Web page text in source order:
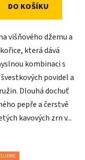
DO KOŠÍKU
višňového džemu a
která dává
kombinaci s
povidel a
Dlouhá dochuť
pepře a čerstvě
kavových zrn v...